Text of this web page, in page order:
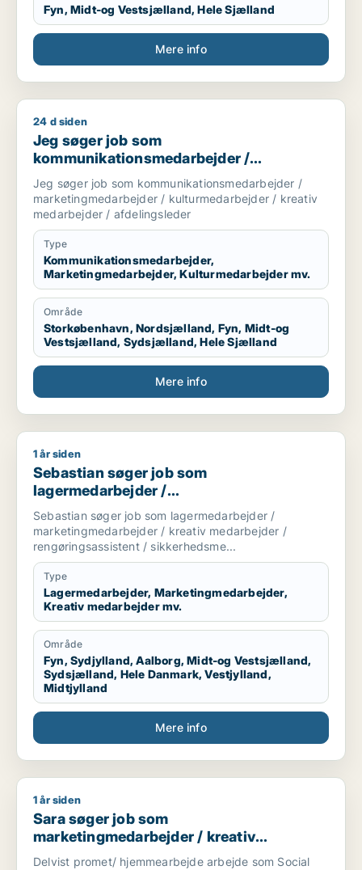
Fyn, Midt-og Vestsjælland, Hele Sjælland
Mere info
Jeg søger job som kommunikationsmedarbejder /
24 d siden
Jeg søger job som
kommunikationsmedarbejder /
marketingmedarbejder /
kulturmedarbejder / kreativ medarbejder /
afdelingsleder
Jeg søger job som kommunikationsmedarbejder /
marketingmedarbejder / kulturmedarbejder / kreativ
medarbejder / afdelingsleder
Type
Kommunikationsmedarbejder,
Marketingmedarbejder, Kulturmedarbejder mv.
Område
Storkøbenhavn, Nordsjælland, Fyn, Midt-og
Vestsjælland, Sydsjælland, Hele Sjælland
Mere info
Sebastian søger job som lagermedarbejder /
1 år siden
Sebastian søger job som
lagermedarbejder /
marketingmedarbejder / kreativ
medarbejder / rengøringsassistent /
sikkerhedsmedarbejder
Sebastian søger job som lagermedarbejder /
marketingmedarbejder / kreativ medarbejder /
rengøringsassistent / sikkerhedsme...
Type
Lagermedarbejder, Marketingmedarbejder,
Kreativ medarbejder mv.
Område
Fyn, Sydjylland, Aalborg, Midt-og Vestsjælland,
Sydsjælland, Hele Danmark, Vestjylland,
Midtjylland
Mere info
Sara søger job som marketingmedarbejder / kreativ
1 år siden
Sara søger job som
marketingmedarbejder / kreativ
medarbejder / ufaglært
Delvist promet/ hjemmearbejde arbejde som Social